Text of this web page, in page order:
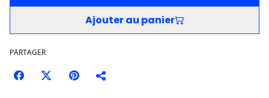
Ajouter au panier
PARTAGER